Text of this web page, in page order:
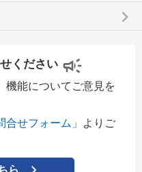
keyboard_arrow_right
ください
機能についてご意見を
合せフォーム」
よりご
ら